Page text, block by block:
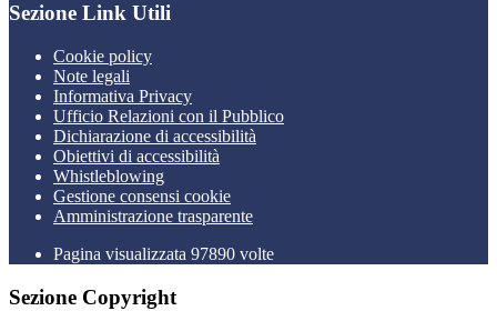
Sezione Link Utili
Cookie policy
Note legali
Informativa Privacy
Ufficio Relazioni con il Pubblico
Dichiarazione di accessibilità
Obiettivi di accessibilità
Whistleblowing
Gestione consensi cookie
Amministrazione trasparente
Pagina visualizzata 97890 volte
Sezione Copyright